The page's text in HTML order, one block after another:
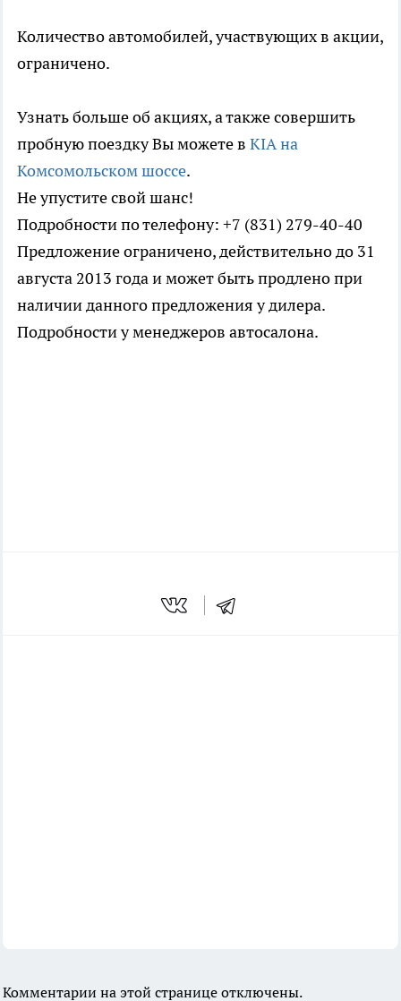
Количество автомобилей, участвующих в акции,
ограничено.
Узнать больше об акциях, а также совершить
пробную поездку Вы можете в KIA на
Комсомольском шоссе.
Не упустите свой шанс!
Подробности по телефону: +7 (831) 279-40-40
Предложение ограничено, действительно до 31
августа 2013 года и может быть продлено при
наличии данного предложения у дилера.
Подробности у менеджеров автосалона.
Комментарии на этой странице отключены.